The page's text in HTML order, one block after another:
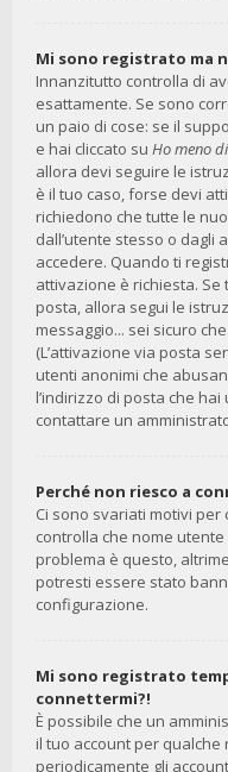
Mi sono registrato ma
Innanzitutto controlla di
esattamente. Se sono
un paio di cose: se il
e hai cliccato su Ho meno
allora devi seguire le
è il tuo caso, forse devi
richiedono che tutte le
dall’utente stesso o dagli
accedere. Quando ti
attivazione è richiesta. Se
posta, allora segui le
messaggio... sei sicuro
(L’attivazione via posta
utenti anonimi che
l’indirizzo di posta che
contattare un
Perché non riesco a
Ci sono svariati motivi per
controlla che nome
problema è questo,
potresti essere stato
configurazione.
Mi sono registrato
connettermi?!
È possibile che un
il tuo account per
periodicamente gli